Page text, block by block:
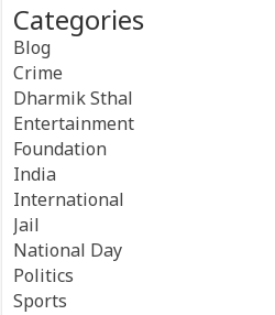
Categories
Blog
Crime
Dharmik Sthal
Entertainment
Foundation
India
International
Jail
National Day
Politics
Sports